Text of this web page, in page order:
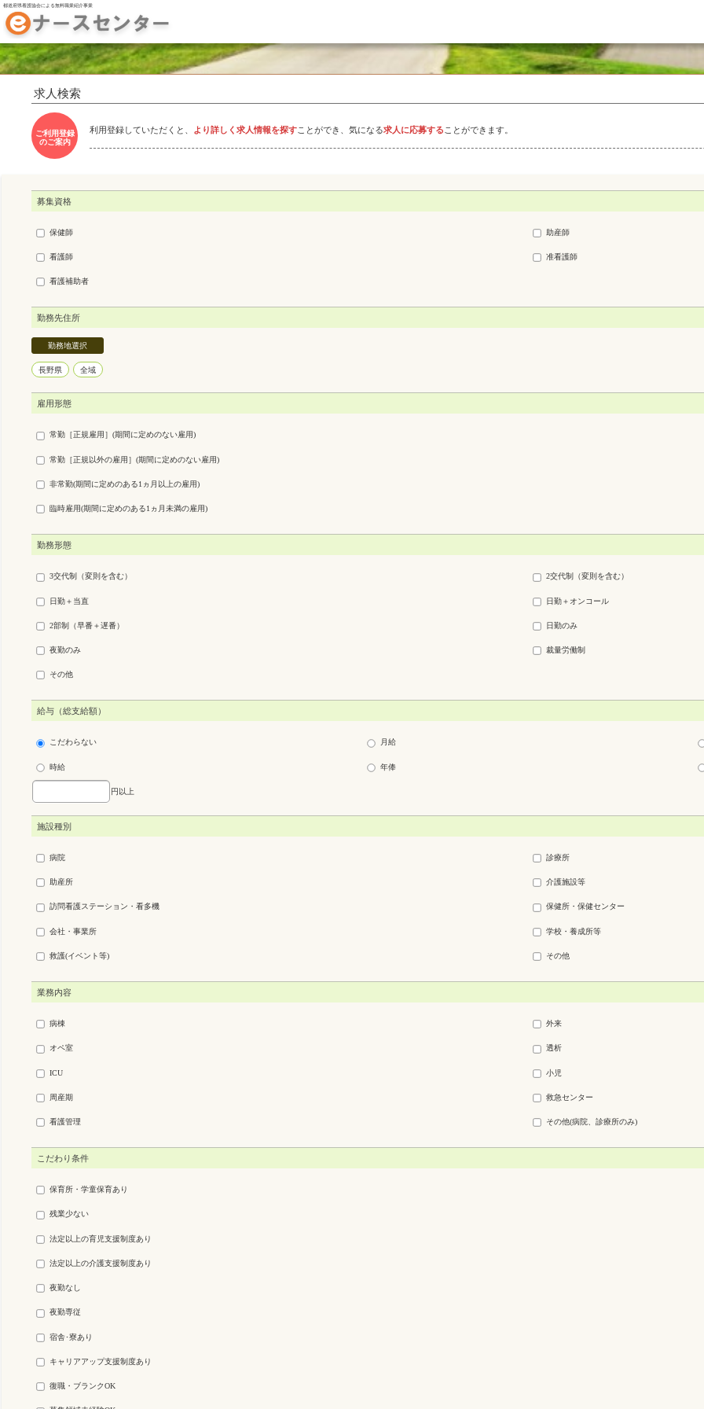
都道府県看護協会による無料職業紹介事業
求人検索
ご利用登録
のご案内
利用登録していただくと、 より詳しく求人情報を探すことができ、気になる求人に応募する ことができます。
募集資格
保健師 助産師
看護師 准看護師
看護補助者
勤務先住所
勤務地選択
長野県 全域
雇用形態
常勤［正規雇用］(期間に定めのない雇用)
常勤［正規以外の雇用］(期間に定めのない雇用)
非常勤(期間に定めのある1ヵ月以上の雇用)
臨時雇用(期間に定めのある1ヵ月未満の雇用)
勤務形態
3交代制（変則を含む） 2交代制（変則を含む）
日勤＋当直 日勤＋オンコール
2部制（早番＋遅番） 日勤のみ
夜勤のみ 裁量労働制
その他
給与（総支給額）
こだわらない 月給
時給 年俸
円以上
施設種別
病院 診療所
助産所 介護施設等
訪問看護ステーション・看多機 保健所・保健センター
会社・事業所 学校・養成所等
救護(イベント等) その他
業務内容
病棟 外来
オペ室 透析
ICU 小児
周産期 救急センター
看護管理 その他(病院、診療所のみ)
こだわり条件
保育所・学童保育あり
残業少ない
法定以上の育児支援制度あり
法定以上の介護支援制度あり
夜勤なし
夜勤専従
宿舎･寮あり
キャリアアップ支援制度あり
復職・ブランクOK